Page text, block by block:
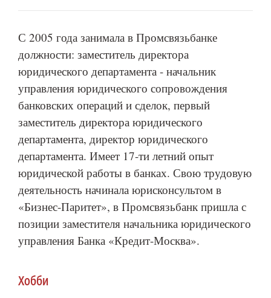
С 2005 года занимала в Промсвязьбанке
должности: заместитель директора
юридического департамента - начальник
управления юридического сопровождения
банковских операций и сделок, первый
заместитель директора юридического
департамента, директор юридического
департамента. Имеет 17-ти летний опыт
юридической работы в банках. Свою трудовую
деятельность начинала юрисконсультом в
«Бизнес-Паритет», в Промсвязьбанк пришла с
позиции заместителя начальника юридического
управления Банка «Кредит-Москва».
Хобби